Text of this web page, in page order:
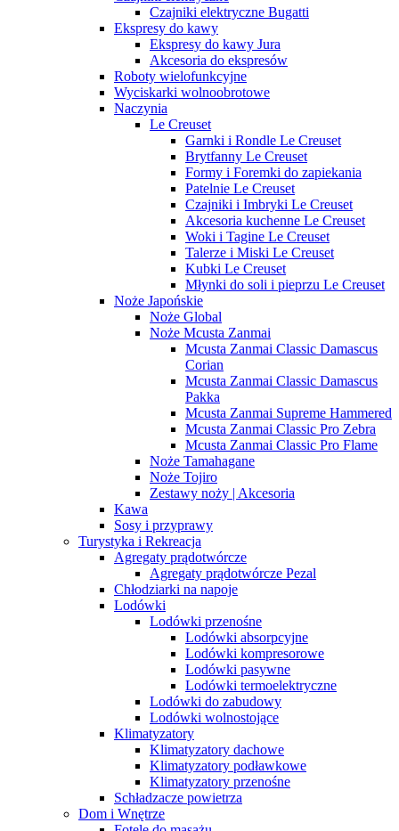
Czajniki elektryczne Bugatti
Ekspresy do kawy
Ekspresy do kawy Jura
Akcesoria do ekspresów
Roboty wielofunkcyjne
Wyciskarki wolnoobrotowe
Naczynia
Le Creuset
Garnki i Rondle Le Creuset
Brytfanny Le Creuset
Formy i Foremki do zapiekania
Patelnie Le Creuset
Czajniki i Imbryki Le Creuset
Akcesoria kuchenne Le Creuset
Woki i Tagine Le Creuset
Talerze i Miski Le Creuset
Kubki Le Creuset
Młynki do soli i pieprzu Le Creuset
Noże Japońskie
Noże Global
Noże Mcusta Zanmai
Mcusta Zanmai Classic Damascus
Corian
Mcusta Zanmai Classic Damascus
Pakka
Mcusta Zanmai Supreme Hammered
Mcusta Zanmai Classic Pro Zebra
Mcusta Zanmai Classic Pro Flame
Noże Tamahagane
Noże Tojiro
Zestawy noży | Akcesoria
Kawa
Sosy i przyprawy
Turystyka i Rekreacja
Agregaty prądotwórcze
Agregaty prądotwórcze Pezal
Chłodziarki na napoje
Lodówki
Lodówki przenośne
Lodówki absorpcyjne
Lodówki kompresorowe
Lodówki pasywne
Lodówki termoelektryczne
Lodówki do zabudowy
Lodówki wolnostojące
Klimatyzatory
Klimatyzatory dachowe
Klimatyzatory podławkowe
Klimatyzatory przenośne
Schładzacze powietrza
Dom i Wnętrze